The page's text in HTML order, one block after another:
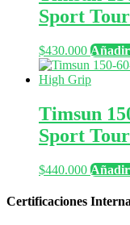
Sport
$430.000
Timsun
Sport
$440.000
Certificaciones